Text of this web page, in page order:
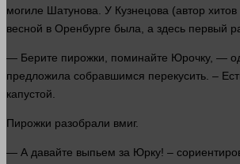
могиле Шатунова. У Кузнецова (автор
весной в Оренбурге была, а здесь первый
— Берите пирожки, поминайте Юрочку, —
предложила собравшимся перекусить. –
капустой.
Пирожки разобрали вмиг.
— А давайте выпьем за Юрку! –